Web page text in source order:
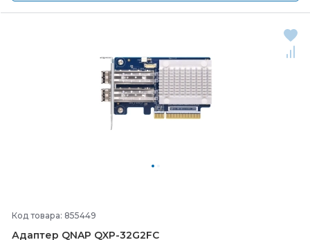
Код товара: 855449
Адаптер QNAP QXP-32G2FC